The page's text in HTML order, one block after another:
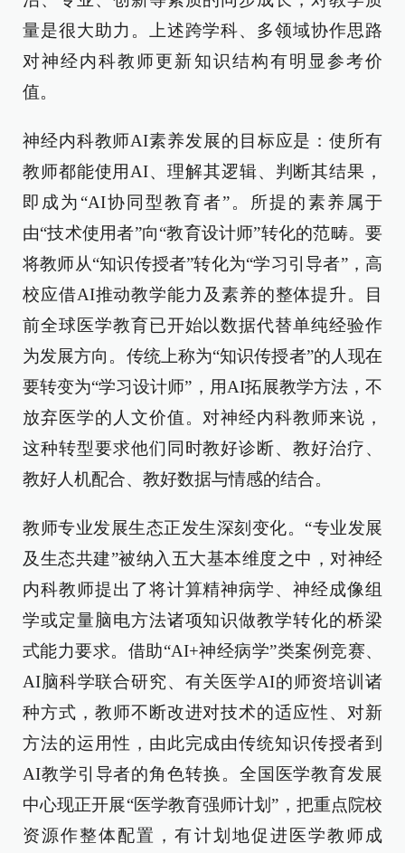
量是很大助力。上述跨学科、多领域协作思路
对神经内科教师更新知识结构有明显参考价
值。
神经内科教师AI素养发展的目标应是：使所有
教师都能使用AI、理解其逻辑、判断其结果，
即成为“AI协同型教育者”。所提的素养属于
由“技术使用者”向“教育设计师”转化的范畴。要
将教师从“知识传授者”转化为“学习引导者”，高
校应借AI推动教学能力及素养的整体提升。目
前全球医学教育已开始以数据代替单纯经验作
为发展方向。传统上称为“知识传授者”的人现在
要转变为“学习设计师”，用AI拓展教学方法，不
放弃医学的人文价值。对神经内科教师来说，
这种转型要求他们同时教好诊断、教好治疗、
教好人机配合、教好数据与情感的结合。
教师专业发展生态正发生深刻变化。“专业发展
及生态共建”被纳入五大基本维度之中，对神经
内科教师提出了将计算精神病学、神经成像组
学或定量脑电方法诸项知识做教学转化的桥梁
式能力要求。借助“AI+神经病学”类案例竞赛、
AI脑科学联合研究、有关医学AI的师资培训诸
种方式，教师不断改进对技术的适应性、对新
方法的运用性，由此完成由传统知识传授者到
AI教学引导者的角色转换。全国医学教育发展
中心现正开展“医学教育强师计划”，把重点院校
资源作整体配置，有计划地促进医学教师成